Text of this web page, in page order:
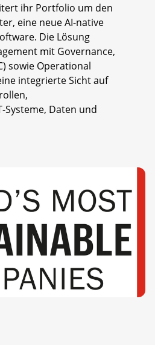
ihr Portfolio um den
eine neue AI-native
Die Lösung
mit Governance,
sowie Operational
integrierte Sicht auf
Daten und